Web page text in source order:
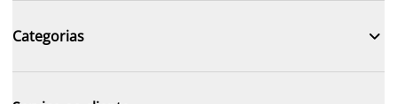
Categorias 